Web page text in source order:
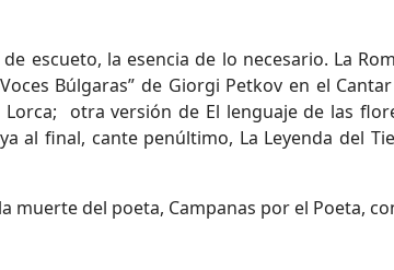
escueto, la esencia de lo necesario. La
Búlgaras” de Giorgi Petkov en el
otra versión de El lenguaje de las
al final, cante penúltimo, La Leyenda del
muerte del poeta, Campanas por el Poeta,